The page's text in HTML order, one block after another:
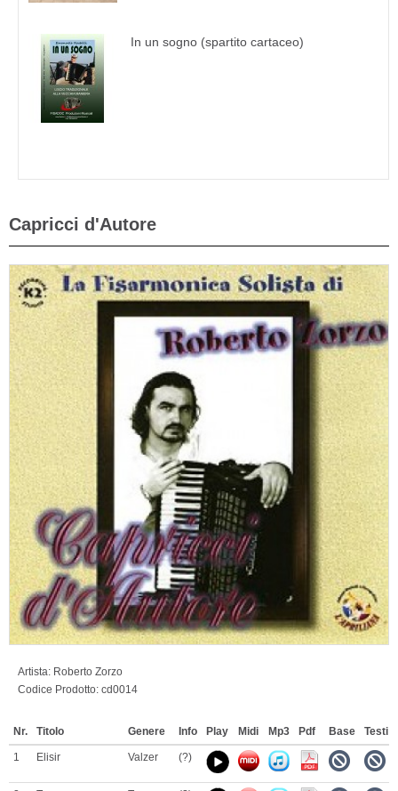
In un sogno (spartito cartaceo)
Capricci d'Autore
Artista: Roberto Zorzo
Codice Prodotto: cd0014
Nr. Titolo Genere Info Play Midi Mp3 Pdf Base Testi
1 Elisir Valzer (?)